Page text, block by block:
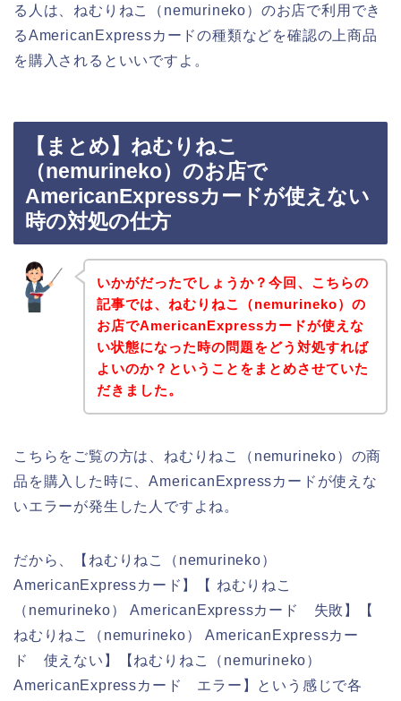
る人は、ねむりねこ（nemurineko）のお店で利用でき
るAmericanExpressカードの種類などを確認の上商品
を購入されるといいですよ。
【まとめ】ねむりねこ
（nemurineko）のお店で
AmericanExpressカードが使えない
時の対処の仕方
いかがだったでしょうか？今回、こちらの
記事では、ねむりねこ（nemurineko）の
お店でAmericanExpressカードが使えな
い状態になった時の問題をどう対処すれば
よいのか？ということをまとめさせていた
だきました。
こちらをご覧の方は、ねむりねこ（nemurineko）の商
品を購入した時に、AmericanExpressカードが使えな
いエラーが発生した人ですよね。
だから、【ねむりねこ（nemurineko）
AmericanExpressカード】【 ねむりねこ
（nemurineko） AmericanExpressカード 失敗】【
ねむりねこ（nemurineko） AmericanExpressカー
ド 使えない】【ねむりねこ（nemurineko）
AmericanExpressカード エラー】という感じで各